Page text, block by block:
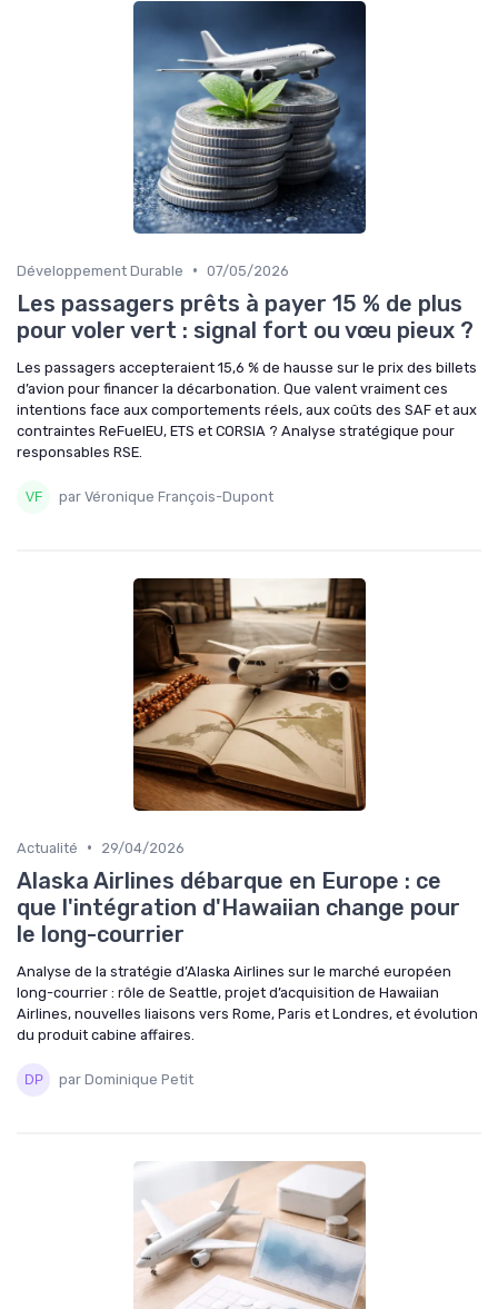
Développement Durable • 07/05/2026
Les passagers prêts à payer 15 % de plus
pour voler vert : signal fort ou vœu pieux ?
Les passagers accepteraient 15,6 % de hausse sur le prix des billets
d’avion pour financer la décarbonation. Que valent vraiment ces
intentions face aux comportements réels, aux coûts des SAF et aux
contraintes ReFuelEU, ETS et CORSIA ? Analyse stratégique pour
responsables RSE.
par Véronique François-Dupont
Actualité • 29/04/2026
Alaska Airlines débarque en Europe : ce
que l'intégration d'Hawaiian change pour
le long-courrier
Analyse de la stratégie d’Alaska Airlines sur le marché européen
long-courrier : rôle de Seattle, projet d’acquisition de Hawaiian
Airlines, nouvelles liaisons vers Rome, Paris et Londres, et évolution
du produit cabine affaires.
par Dominique Petit